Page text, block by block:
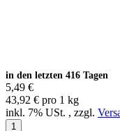
in den letzten 416 Tagen
5,49 €
43,92 € pro 1 kg
inkl. 7% USt. , zzgl.